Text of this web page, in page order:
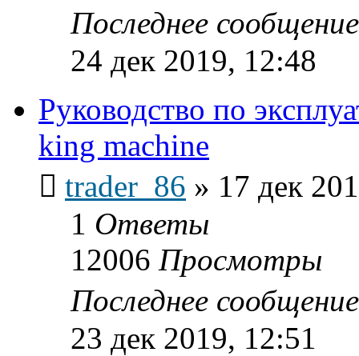
Последнее
24 дек 2019, 12:48
Руководство по
king machine
trader_86 » 17 дек
1 Ответы
12006 Просмотры
Последнее
23 дек 2019, 12:51